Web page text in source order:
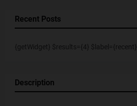
Recent Posts
{getWidget} $results={4} $label={recent}
Description